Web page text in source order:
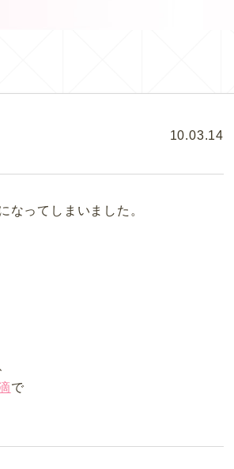
10.03.14
なってしまいました。
で